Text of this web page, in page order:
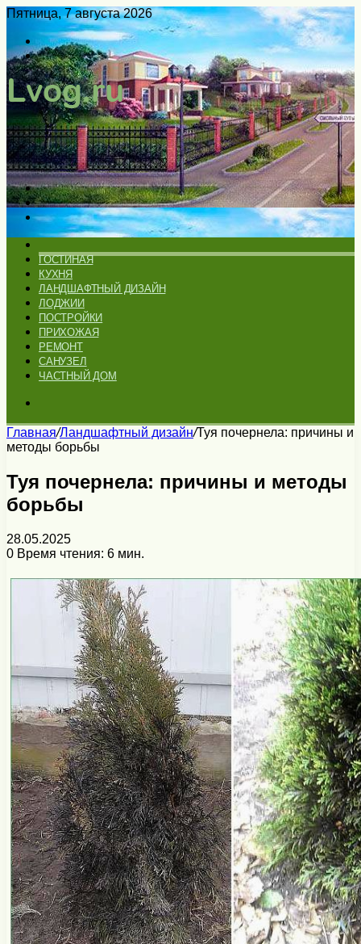
Пятница, 7 августа 2026
Войти
Switch
skin
Меню
Искать
Switch
skin
ГОСТИНАЯ
КУХНЯ
ЛАНДШАФТНЫЙ ДИЗАЙН
ЛОДЖИИ
ПОСТРОЙКИ
ПРИХОЖАЯ
РЕМОНТ
САНУЗЕЛ
ЧАСТНЫЙ ДОМ
Главная/Ландшафтный дизайн/Туя почернела: причины и
методы борьбы
Туя почернела: причины и методы
борьбы
28.05.2025
0 Время чтения: 6 мин.